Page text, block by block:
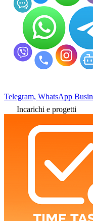
Telegram, WhatsApp
Incarichi e progetti